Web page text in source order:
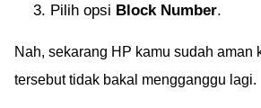
Pilih opsi Block Number.
Nah, sekarang HP kamu sudah aman
tersebut tidak bakal mengganggu lagi.